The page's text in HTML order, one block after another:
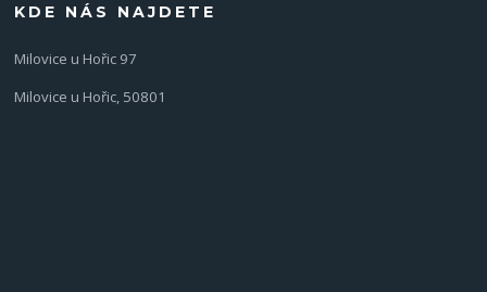
KDE NÁS NAJDETE
Milovice u Hořic 97
Milovice u Hořic, 50801